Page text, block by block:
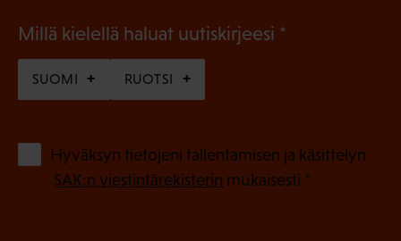
Millä kielellä haluat uutiskirjeesi
o
l
SUOMI RUOTSI
Hyväksyn tietojeni tallentamisen ja käsittelyn
SAK:n viestintärekisterin mukaisesti *